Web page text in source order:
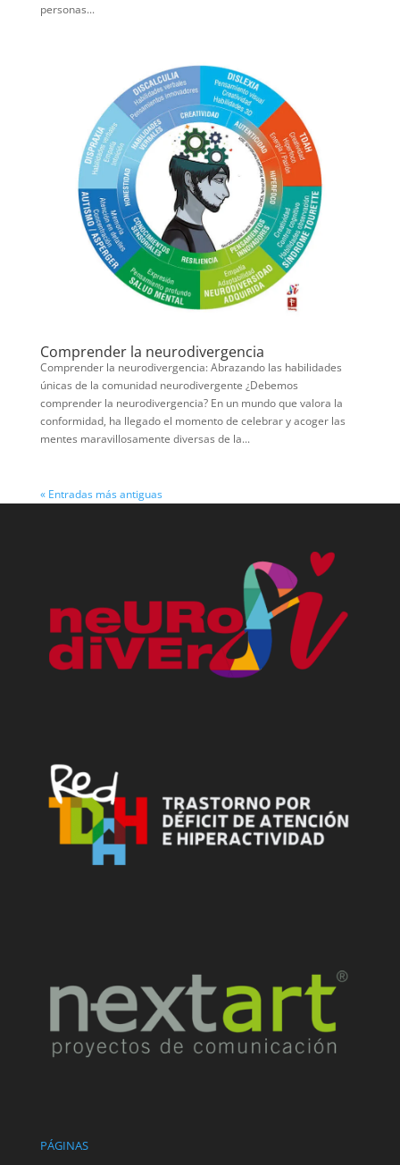
personas...
Comprender la neurodivergencia
Comprender la neurodivergencia: Abrazando las habilidades
únicas de la comunidad neurodivergente ¿Debemos
comprender la neurodivergencia? En un mundo que valora la
conformidad, ha llegado el momento de celebrar y acoger las
mentes maravillosamente diversas de la...
« Entradas más antiguas
PÁGINAS